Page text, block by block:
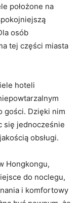
położone na
osób
tej części miasta
hoteli
gości. Dzięki nim
⁣się jednocześnie
obsługi.
Hongkongu,
do noclegu,
i komfortowy